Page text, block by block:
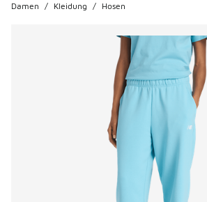
Damen / Kleidung / Hosen